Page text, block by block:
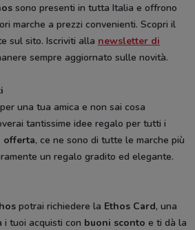
sono presenti in tutta Italia e offrono
marche a prezzi convenienti. Scopri il
sul sito. Iscriviti alla newsletter di
sempre aggiornato sulle novità.
una tua amica e non sai cosa
tantissime idee regalo per tutti i
offerta, ce ne sono di tutte le marche più
un regalo gradito ed elegante.
potrai richiedere la Ethos Card, una
i tuoi acquisti con buoni sconto e ti dà la